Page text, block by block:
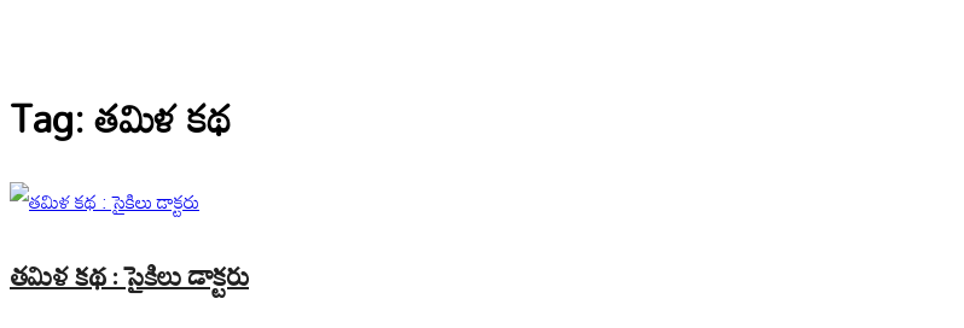
Tag:తమిళ కథ
తమిళ కథ : సైకిలు డాక్టరు